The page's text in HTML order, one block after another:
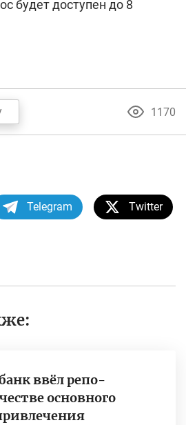
будет доступен до 8
1170
Telegram Twitter
ввёл репо-
основного